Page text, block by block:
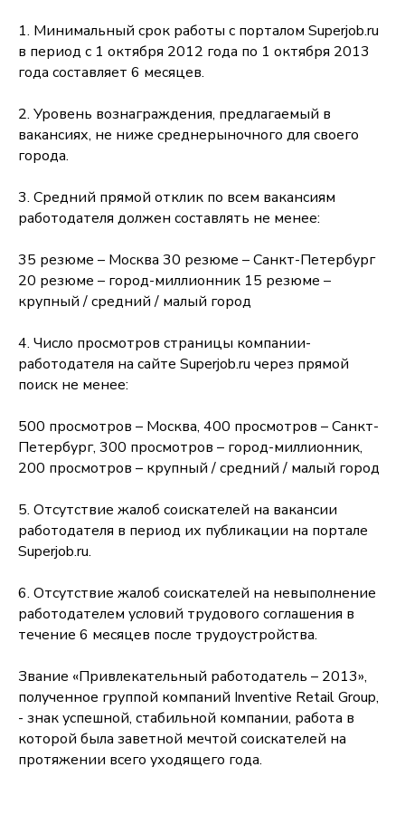
1. Минимальный срок работы с порталом Superjob.ru
в период с 1 октября 2012 года по 1 октября 2013
года составляет 6 месяцев.
2. Уровень вознаграждения, предлагаемый в
вакансиях, не ниже среднерыночного для своего
города.
3. Средний прямой отклик по всем вакансиям
работодателя должен составлять не менее:
35 резюме – Москва 30 резюме – Санкт-Петербург
20 резюме – город-миллионник 15 резюме –
крупный / средний / малый город
4. Число просмотров страницы компании-
работодателя на сайте Superjob.ru через прямой
поиск не менее:
500 просмотров – Москва, 400 просмотров – Санкт-
Петербург, 300 просмотров – город-миллионник,
200 просмотров – крупный / средний / малый город
5. Отсутствие жалоб соискателей на вакансии
работодателя в период их публикации на портале
Superjob.ru.
6. Отсутствие жалоб соискателей на невыполнение
работодателем условий трудового соглашения в
течение 6 месяцев после трудоустройства.
Звание «Привлекательный работодатель – 2013»,
полученное группой компаний Inventive Retail Group,
- знак успешной, стабильной компании, работа в
которой была заветной мечтой соискателей на
протяжении всего уходящего года.